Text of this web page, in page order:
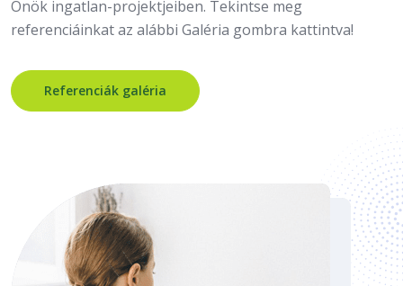
Önök ingatlan-projektjeiben. Tekintse meg
referenciáinkat az alábbi Galéria gombra kattintva!
Referenciák galéria